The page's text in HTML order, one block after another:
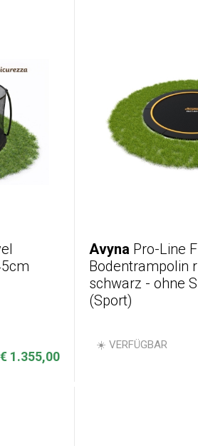
€ 1.355,00
Avyna Pro-Line
Bodentrampolin
schwarz - ohne
(Sport)
☀️ VERFÜGBAR